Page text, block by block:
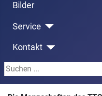
Bilder
Service
Kontakt
Suchen ...